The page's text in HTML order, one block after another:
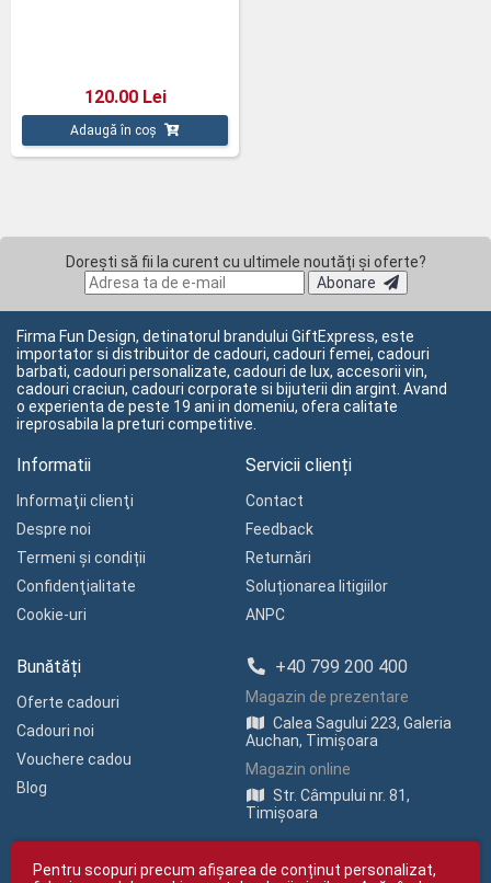
120.00 Lei
Adaugă în coș
Dorești să fii la curent cu ultimele noutăți și oferte?
Abonare
Firma Fun Design, detinatorul brandului GiftExpress, este
importator si distribuitor de cadouri, cadouri femei, cadouri
barbati, cadouri personalizate, cadouri de lux, accesorii vin,
cadouri craciun, cadouri corporate si bijuterii din argint. Avand
o experienta de peste 19 ani in domeniu, ofera calitate
ireprosabila la preturi competitive.
Informatii
Informaţii clienţi
Despre noi
Termeni și condiții
Confidenţialitate
Cookie-uri
Servicii clienți
Contact
Feedback
Returnări
Soluționarea litigiilor
ANPC
Bunătăți
Oferte cadouri
Cadouri noi
Vouchere cadou
Blog
+40 799 200 400
Magazin de prezentare
Calea Sagului 223, Galeria
Auchan, Timișoara
Magazin online
Str. Câmpului nr. 81,
Timișoara
Pentru scopuri precum afișarea de conținut personalizat,